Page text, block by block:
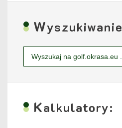
Wyszukiwanie
Search
for:
Kalkulatory: